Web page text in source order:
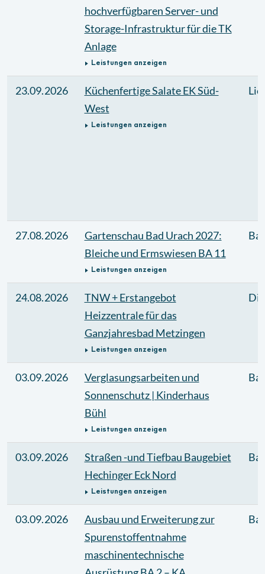
hochverfügbaren Server- und
Storage-Infrastruktur für die TK
Anlage
Leistungen anzeigen
23.09.2026
Küchenfertige Salate EK Süd-
West
Leistungen anzeigen
27.08.2026
Gartenschau Bad Urach 2027:
Bleiche und Ermswiesen BA 11
Leistungen anzeigen
24.08.2026
TNW + Erstangebot
Heizzentrale für das
Ganzjahresbad Metzingen
Leistungen anzeigen
03.09.2026
Verglasungsarbeiten und
Sonnenschutz | Kinderhaus
Bühl
Leistungen anzeigen
03.09.2026
Straßen -und Tiefbau Baugebiet
Hechinger Eck Nord
Leistungen anzeigen
03.09.2026
Ausbau und Erweiterung zur
Spurenstoffentnahme
maschinentechnische